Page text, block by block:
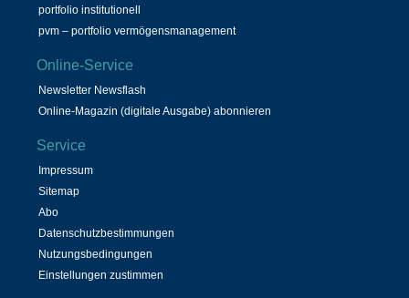
portfolio institutionell
pvm – portfolio vermögensmanagement
Online-Service
Newsletter Newsflash
Online-Magazin (digitale Ausgabe) abonnieren
Service
Impressum
Sitemap
Abo
Datenschutzbestimmungen
Nutzungsbedingungen
Einstellungen zustimmen